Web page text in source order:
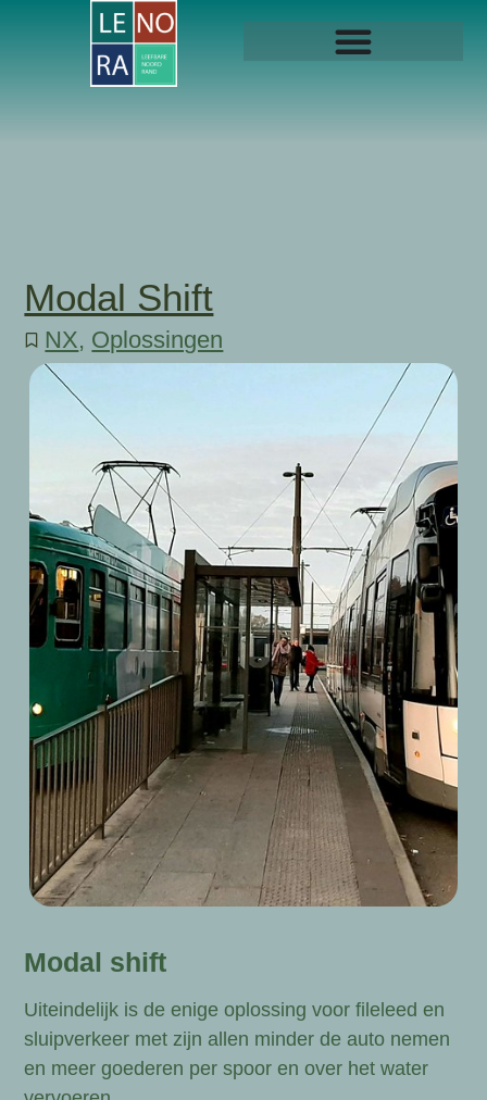
Modal Shift
NX, Oplossingen
Modal shift
Uiteindelijk is de enige oplossing voor fileleed en
sluipverkeer met zijn allen minder de auto nemen
en meer goederen per spoor en over het water